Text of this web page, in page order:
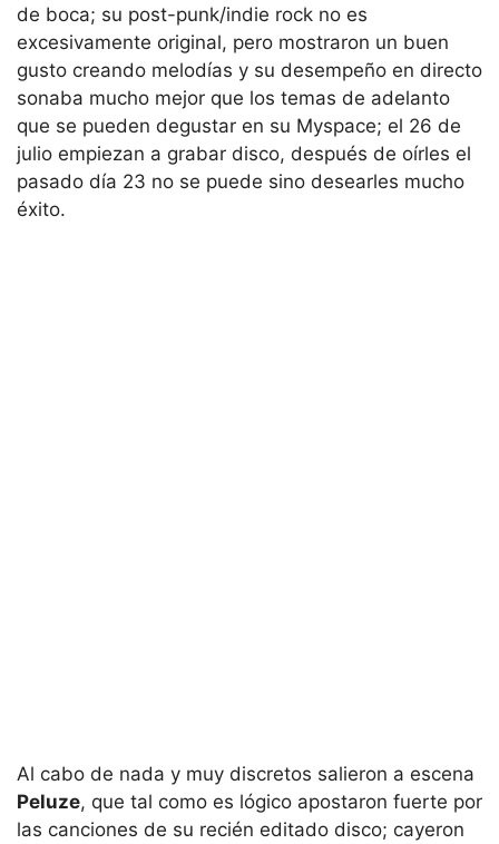
de boca; su post-punk/indie rock no es
excesivamente original, pero mostraron un buen
gusto creando melodías y su desempeño en directo
sonaba mucho mejor que los temas de adelanto
que se pueden degustar en su Myspace; el 26 de
julio empiezan a grabar disco, después de oírles el
pasado día 23 no se puede sino desearles mucho
éxito.
Al cabo de nada y muy discretos salieron a escena
Peluze, que tal como es lógico apostaron fuerte por
las canciones de su recién editado disco; cayeron